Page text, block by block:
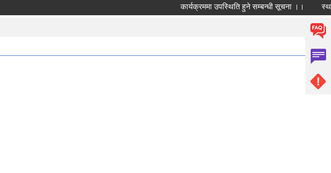
कार्यक्रममा उपस्थिति हुने सम्बन्धी सूचना ।।